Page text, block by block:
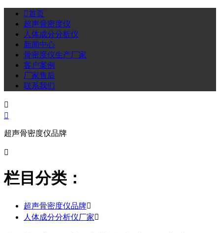
首页
超声骨密度仪
人体成分分析仪
新闻中心
骨密度仪生产厂家
客户案例
厂家售后
联系我们


超声骨密度仪品牌

栏目分类：
超声骨密度仪品牌
人体成分分析仪厂家